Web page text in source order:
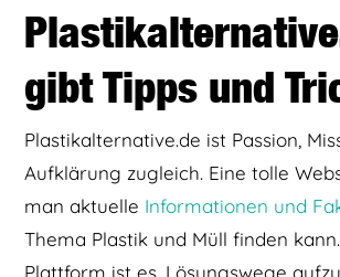
gibt Tipps und
Plastikalternative.de ist Passion,
Aufklärung zugleich. Eine tolle
man aktuelle Informationen und
Thema Plastik und Müll finden
Plattform ist es, Lösungswege